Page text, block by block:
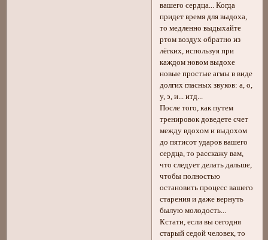
вашего сердца... Когда
придет время для выдоха,
то медленно выдыхайте
ртом воздух обратно из
лёгких, используя при
каждом новом выдохе
новые простые агмы в виде
долгих гласных звуков: а, о,
у, э, и... итд...
После того, как путем
тренировок доведете счет
между вдохом и выдохом
до пятисот ударов вашего
сердца, то расскажу вам,
что следует делать дальше,
чтобы полностью
остановить процесс вашего
старения и даже вернуть
былую молодость...
Кстати, если вы сегодня
старый седой человек, то